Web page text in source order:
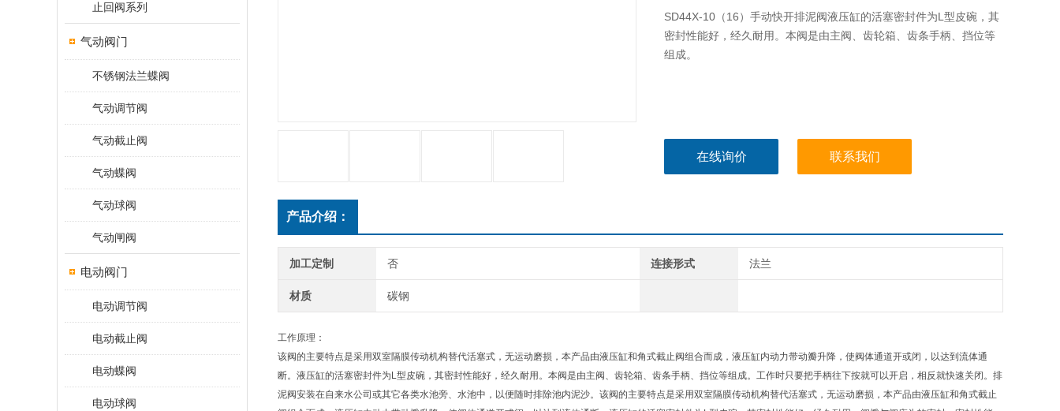
止回阀系列
气动阀门
不锈钢法兰蝶阀
气动调节阀
气动截止阀
气动蝶阀
气动球阀
气动闸阀
电动阀门
电动调节阀
电动截止阀
电动蝶阀
电动球阀
SD44X-10（16）手动快开排泥阀液压缸的活塞密封件为L型皮碗，其
密封性能好，经久耐用。本阀是由主阀、齿轮箱、齿条手柄、挡位等
组成。
在线询价 联系我们
产品介绍：
加工定制 否 连接形式 法兰
材质 碳钢
工作原理：
该阀的主要特点是采用双室隔膜传动机构替代活塞式，无运动磨损，本产品由液压缸和角式截止阀组合而成，液压缸内动力带动瓣升降，使阀体通道开或闭，以达到流体通
断。液压缸的活塞密封件为L型皮碗，其密封性能好，经久耐用。本阀是由主阀、齿轮箱、齿条手柄、挡位等组成。工作时只要把手柄往下按就可以开启，相反就快速关闭。排
泥阀安装在自来水公司或其它各类水池旁、水池中，以便随时排除池内泥沙。该阀的主要特点是采用双室隔膜传动机构替代活塞式，无运动磨损，本产品由液压缸和角式截止